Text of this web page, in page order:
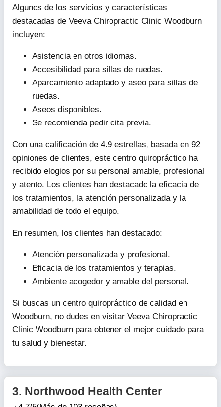
Algunos de los servicios y características
destacadas de Veeva Chiropractic Clinic Woodburn
incluyen:
Asistencia en otros idiomas.
Accesibilidad para sillas de ruedas.
Aparcamiento adaptado y aseo para sillas de
ruedas.
Aseos disponibles.
Se recomienda pedir cita previa.
Con una calificación de 4.9 estrellas, basada en 92
opiniones de clientes, este centro quiropráctico ha
recibido elogios por su personal amable, profesional
y atento. Los clientes han destacado la eficacia de
los tratamientos, la atención personalizada y la
amabilidad de todo el equipo.
En resumen, los clientes han destacado:
Atención personalizada y profesional.
Eficacia de los tratamientos y terapias.
Ambiente acogedor y amable del personal.
Si buscas un centro quiropráctico de calidad en
Woodburn, no dudes en visitar Veeva Chiropractic
Clinic Woodburn para obtener el mejor cuidado para
tu salud y bienestar.
3. Northwood Health Center